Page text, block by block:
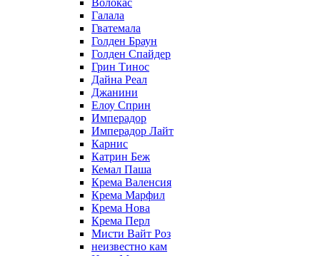
Волокас
Галала
Гватемала
Голден Браун
Голден Спайдер
Грин Тинос
Дайна Реал
Джанини
Елоу Сприн
Имперадор
Имперадор Лайт
Карнис
Катрин Беж
Кемал Паша
Крема Валенсия
Крема Марфил
Крема Нова
Крема Перл
Мисти Вайт Роз
неизвестно кам